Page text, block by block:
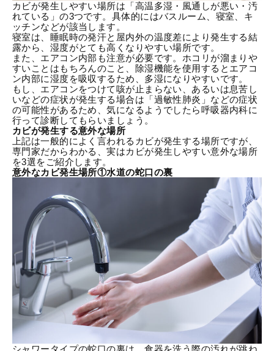
カビが発生しやすい場所は「高温多湿・風通しが悪い・汚
れている」の3つです。具体的にはバスルーム、寝室、キ
ッチンなどが該当します。
寝室は、睡眠時の発汗と屋内外の温度差により発生する結
露から、湿度がとても高くなりやすい場所です。
また、エアコン内部も注意が必要です。ホコリが溜まりや
すいことはもちろんのこと、除湿機能を使用するとエアコ
ン内部に湿度を吸収するため、多湿になりやすいです。
もし、エアコンをつけて咳が止まらない、あるいは息苦し
いなどの症状が発生する場合は「過敏性肺炎」などの症状
の可能性があるため、気になるようでしたら呼吸器内科に
行って診断してもらいましょう。
カビが発生する意外な場所
上記は一般的によく言われるカビが発生する場所ですが、
専門家だからわかる、実はカビが発生しやすい意外な場所
を3選をご紹介します。
意外なカビ発生場所①水道の蛇口の裏
シャワータイプの蛇口の裏は、食器を洗う際の汚れが跳ね